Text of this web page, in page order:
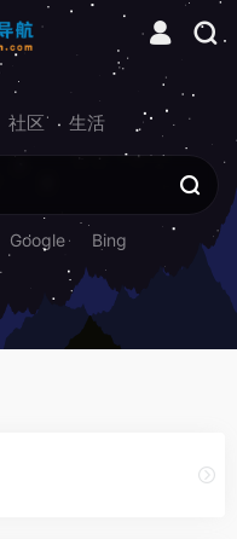
社区 生活
Google Bing